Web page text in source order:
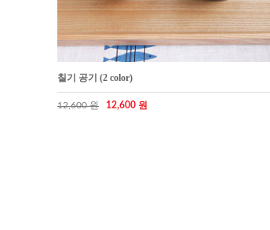
칠기 공기 (2 color)
12,600 원 12,600 원